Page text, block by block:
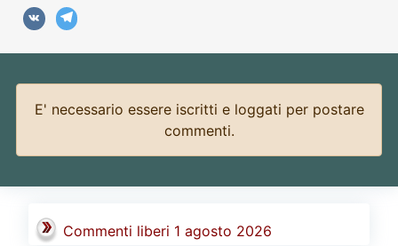
E' necessario essere iscritti e loggati per postare
commenti.
Commenti liberi 1 agosto 2026